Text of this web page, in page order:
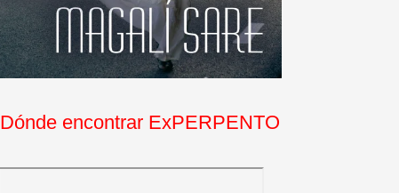
Dónde encontrar ExPERPENTO